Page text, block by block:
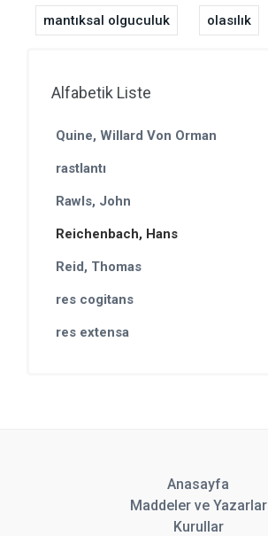
mantıksal olguculuk olasılık
Alfabetik Liste
Quine, Willard Von Orman
rastlantı
Rawls, John
Reichenbach, Hans
Reid, Thomas
res cogitans
res extensa
Anasayfa
Maddeler ve Yazarlar
Kurullar